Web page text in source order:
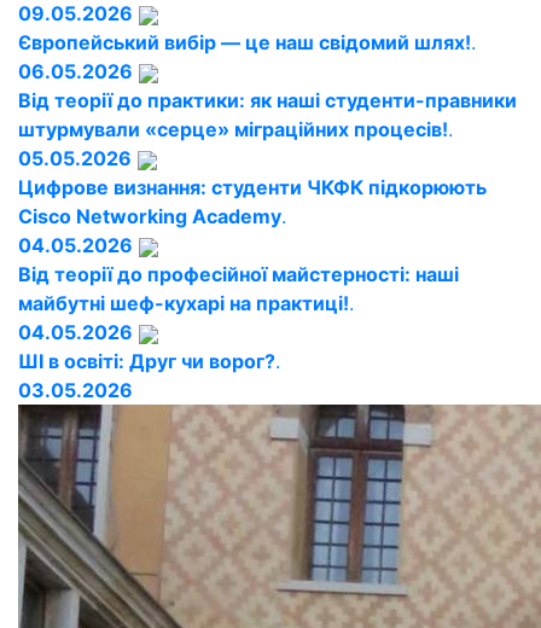
09.05.2026
Європейський вибір — це наш свідомий шлях!.
06.05.2026
Від теорії до практики: як наші студенти-правники
штурмували «серце» міграційних процесів!.
05.05.2026
Цифрове визнання: студенти ЧКФК підкорюють
Cisco Networking Academy.
04.05.2026
Від теорії до професійної майстерності: наші
майбутні шеф-кухарі на практиці!.
04.05.2026
ШІ в освіті: Друг чи ворог?.
03.05.2026